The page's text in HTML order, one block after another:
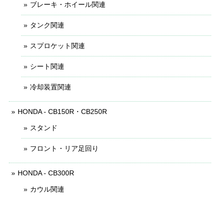
ブレーキ・ホイール関連
タンク関連
スプロケット関連
シート関連
冷却装置関連
HONDA - CB150R・CB250R
スタンド
フロント・リア足回り
HONDA - CB300R
カウル関連